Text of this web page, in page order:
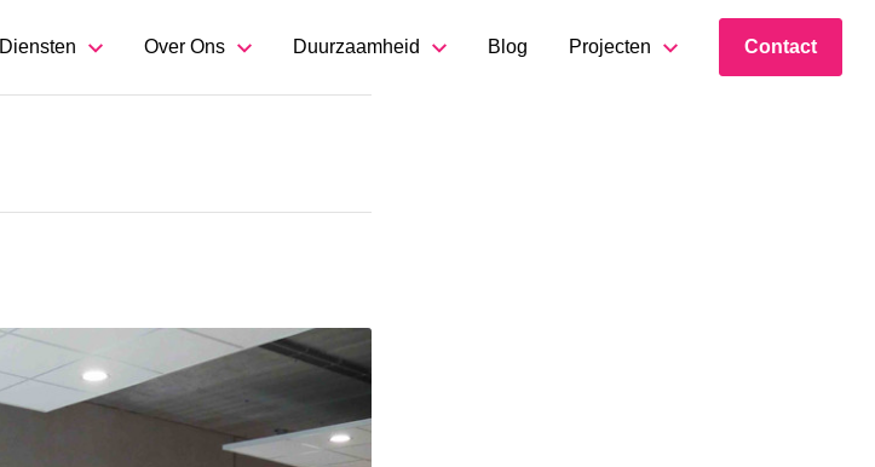
Diensten Over Ons Duurzaamheid Blog Projecten Contact